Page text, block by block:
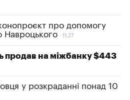
про допомогу
Навроцького
11:27
продав на міжбанку $443
у розкраданні понад 10